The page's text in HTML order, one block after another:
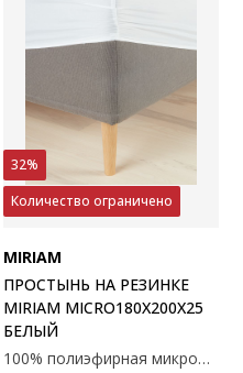
32%
Количество ограничено
MIRIAM
ПРОСТЫНЬ НА РЕЗИНКЕ
MIRIAM MICRO180X200X25
БЕЛЫЙ
100% полиэфирная микрофибра. 180x200x25 см